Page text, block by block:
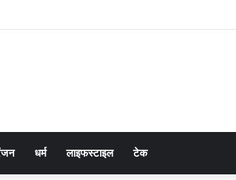
का मुद्दा गरमाया, CM मान बोले- सरकार करेगी प्रस्ताव पर विचार
धर्म लाइफस्टाइल टेक